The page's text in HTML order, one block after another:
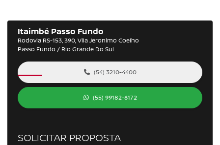
Itaimbé Passo Fundo
Rodovia RS-153, 390, Vila Jeronimo Coelho
Passo Fundo / Rio Grande Do Sul
(54) 3210-4400
(55) 99182-6172
SOLICITAR PROPOSTA